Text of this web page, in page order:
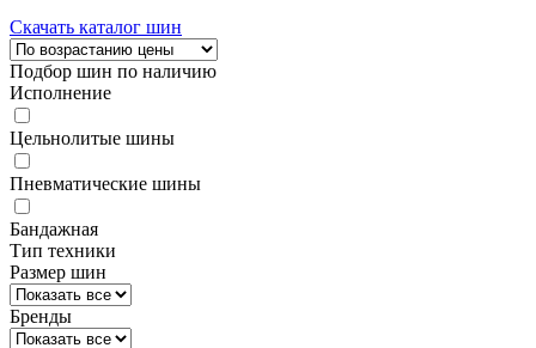
Скачать каталог шин
Подбор шин по наличию
Исполнение
Цельнолитые шины
Пневматические шины
Бандажная
Тип техники
Размер шин
Бренды